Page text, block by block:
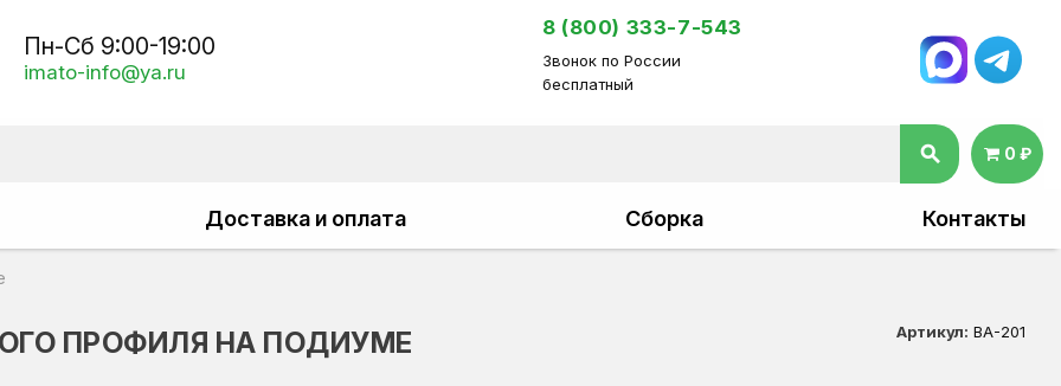
Пн-Сб 9:00-19:00
imato-info@ya.ru
8 (800) 333-7-543
Звонок по России
бесплатный
search 0 ₽
Доставка и оплата Сборка Контакты
ПРОФИЛЯ НА ПОДИУМЕ Артикул: ВА-201